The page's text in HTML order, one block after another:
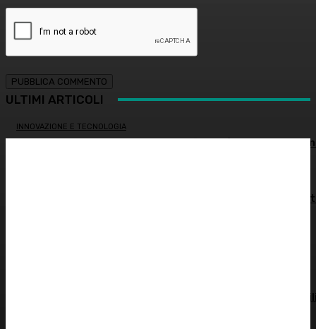
ULTIMI ARTICOLI
INNOVAZIONE E TECNOLOGIA
Virus creati con l’intelligenza artificiale: è la prima volta
Restituire luce e vitalità allo sguardo, tra medicina
Spesa farmaceutica: +6% in un anno, in Italia sale a 39